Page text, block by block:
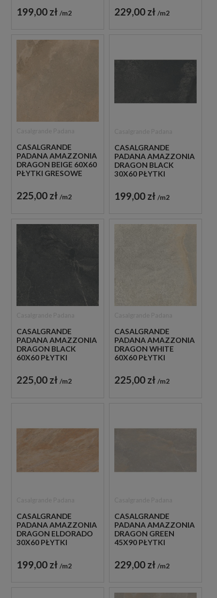
199,00 zł m2 229,00 zł m2
CASALGRANDE
PADANA AMAZZONIA
DRAGON BEIGE 60X60
PŁYTKI GRESOWE
225,00 zł m2
CASALGRANDE
PADANA AMAZZONIA
DRAGON BLACK
30X60 PŁYTKI
KAMIEŃ
199,00 zł m2
CASALGRANDE
PADANA AMAZZONIA
DRAGON BLACK
60X60 PŁYTKI
KAMIEŃ
225,00 zł m2
CASALGRANDE
PADANA AMAZZONIA
DRAGON WHITE
60X60 PŁYTKI
KAMIEŃ
225,00 zł m2
CASALGRANDE
PADANA AMAZZONIA
DRAGON ELDORADO
30X60 PŁYTKI
KAMIEŃ
199,00 zł m2
CASALGRANDE
PADANA AMAZZONIA
DRAGON GREEN
45X90 PŁYTKI
KAMIEŃ
229,00 zł m2